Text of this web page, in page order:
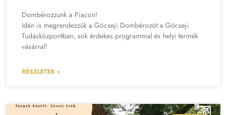
Dombérozzunk a Piacon!
Idén is megrendezzük a Göcseji Dombérozót a Göcseji
Tudásközpontban, sok érdekes programmal és helyi termék
vásárral!
RÉSZLETEK »